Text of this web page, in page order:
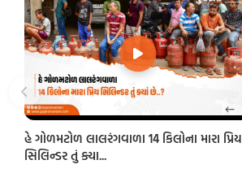
હે ગોળમટોળ લાલરંગવાળા 14 કિલોના મારા પ્રિય
સિલિન્ડર તું ક્યા...